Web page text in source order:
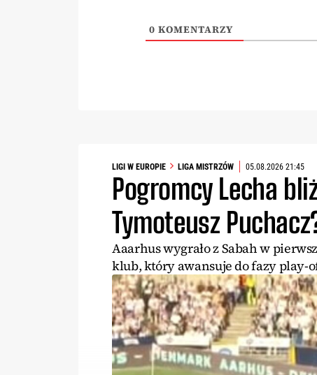
0 KOMENTARZY
LIGI W EUROPIE LIGA MISTRZÓW 05.08.2026 21:45
Pogromcy Lecha
Tymoteusz
Aaarhus wygrało z Sabah w
klub, który awansuje do fazy